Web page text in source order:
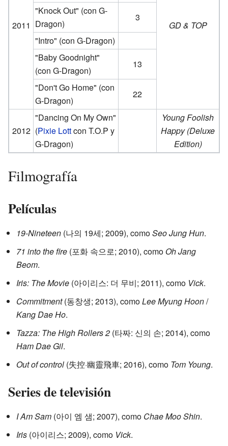
2011 GD & TOP
"Knock Out" (con G-
Dragon)
3
"Intro" (con G-Dragon)
"Baby Goodnight"
(con G-Dragon)
13
"Don't Go Home" (con
G-Dragon)
22
2012
"Dancing On My Own"
(Pixie Lottcon T.O.P y
G-Dragon)
Young Foolish
Happy (Deluxe
Edition)
Filmografía
Películas
19-Nineteen (나의 19세; 2009), comoSeo Jung Hun.
71 into the fire (포화 속으로; 2010), como Oh Jang
Beom.
Iris: The Movie (아이리스: 더 무비; 2011), como Vick.
Commitment(동창생; 2013), comoLee Myung Hoon/
Kang Dae Ho.
Tazza: The High Rollers 2 (타짜: 신의 손; 2014), como
Ham Dae Gil.
Out of control (失控·幽靈飛車; 2016), como Tom Young.
Series de televisión
I Am Sam (아이 엠 샘; 2007), como Chae Moo Shin.
Iris (아이리스; 2009), como Vick.